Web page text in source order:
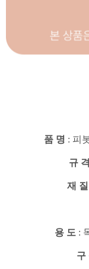
품 명 : 피
규 격
재 질
용 도 :
구